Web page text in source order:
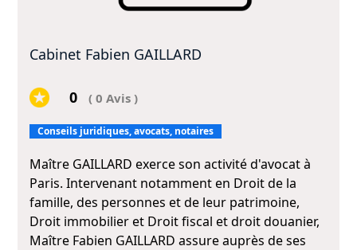
Cabinet Fabien GAILLARD
0 ( 0 Avis )
Conseils juridiques, avocats, notaires
Maître GAILLARD exerce son activité d'avocat à
Paris. Intervenant notamment en Droit de la
famille, des personnes et de leur patrimoine,
Droit immobilier et Droit fiscal et droit douanier,
Maître Fabien GAILLARD assure auprès de ses